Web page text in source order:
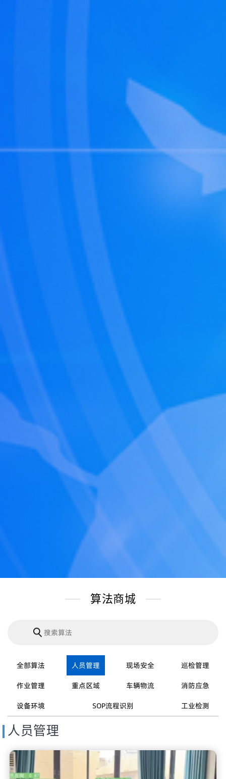
算法商城
全部算法 人员管理 现场安全
巡检管理
作业管理
重点区域 车辆物流
消防应急
设备环境
SOP流程识别 工业检测
人员管理